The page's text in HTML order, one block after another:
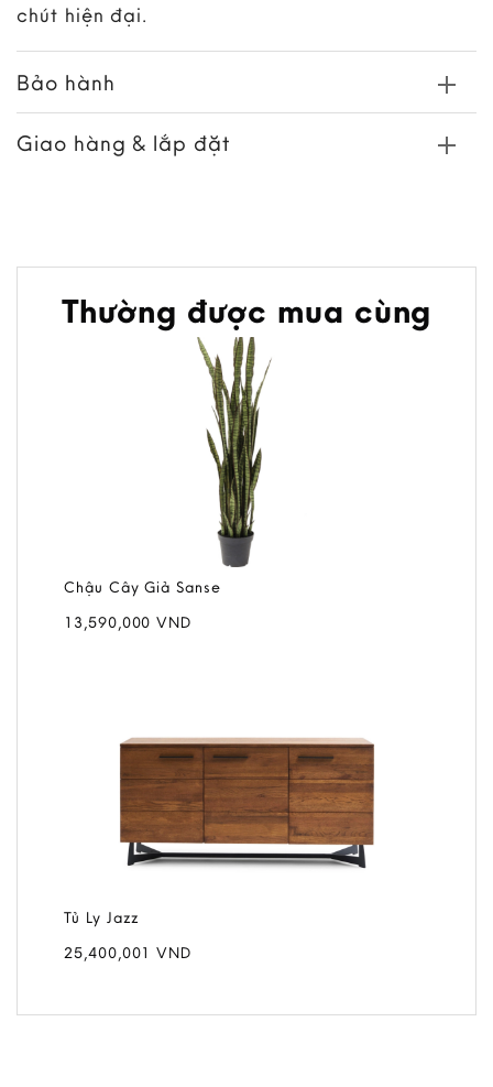
chút hiện đại.
Bảo hành
Giao hàng & lắp đặt
Thường được mua cùng
Chậu Cây Giả Sanse
13,590,000VND
Tủ Ly Jazz
25,400,001VND